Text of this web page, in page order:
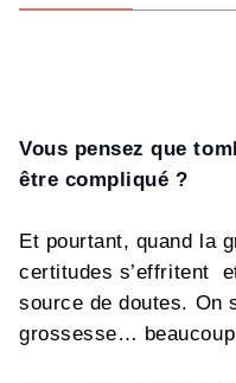
Vous pensez que
être compliqué ?
Et pourtant, quand la
certitudes s’effritent
source de doutes. On
grossesse…